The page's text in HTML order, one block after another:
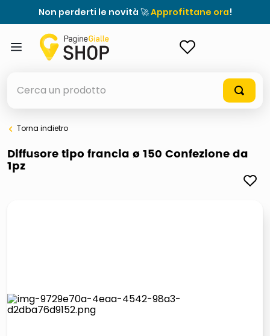
Non perderti le novità 🚀Approfittane ora!
elenchi telefonici
meme
elenco telefonico
pattumiera raccolta differenziata
Torna indietro
Diffusore tipo francia ø 150 Confezione da
1pz